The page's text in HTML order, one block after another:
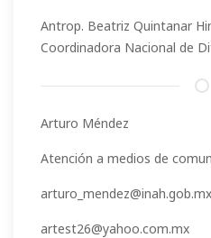
Antrop. Beatriz Quintanar
Coordinadora Nacional de
Arturo Méndez
Atención a medios de
arturo_mendez@inah.gob.mx
artest26@yahoo.com.mx